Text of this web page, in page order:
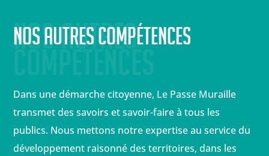
Nos autres
Nos autres compétences
Dans une démarche citoyenne, Le Passe Muraille
transmet des savoirs et savoir-faire à tous les
publics. Nous mettons notre expertise au service du
développement raisonné des territoires, dans les